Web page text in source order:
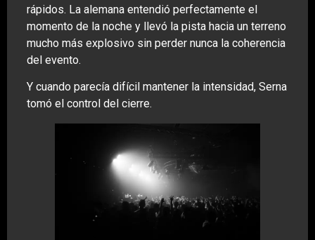
rápidos. La alemana entendió perfectamente el
momento de la noche y llevó la pista hacia un terreno
mucho más explosivo sin perder nunca la coherencia
del evento.
Y cuando parecía difícil mantener la intensidad, Serna
tomó el control del cierre.